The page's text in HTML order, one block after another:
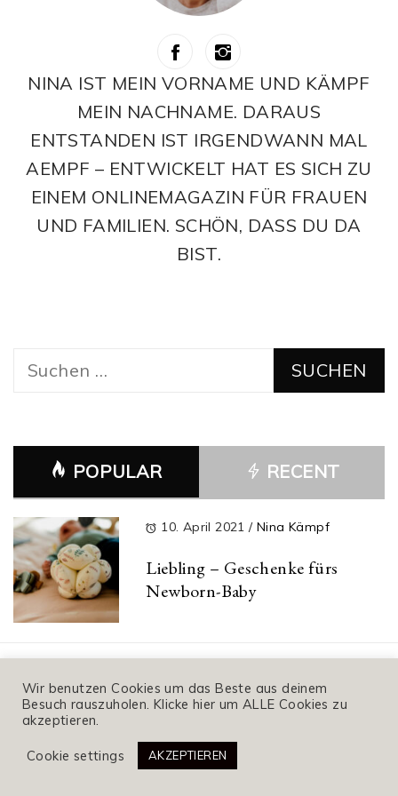
NINA IST MEIN VORNAME UND KÄMPF
MEIN NACHNAME. DARAUS
ENTSTANDEN IST IRGENDWANN MAL
AEMPF – ENTWICKELT HAT ES SICH ZU
EINEM ONLINEMAGAZIN FÜR FRAUEN
UND FAMILIEN. SCHÖN, DASS DU DA
BIST.
Suchen
POPULAR RECENT
10. April 2021/ Nina Kämpf
Liebling – Geschenke fürs
Newborn-Baby
10. Oktober 2020 Nina Kämpf
Harmony Test – Im Gespräch
mit „Richtig Schwanger“
Wir benutzen Cookies um das Beste aus deinem
Besuch rauszuholen. Klicke hier um ALLE Cookies zu
akzeptieren.
Cookie settings AKZEPTIEREN